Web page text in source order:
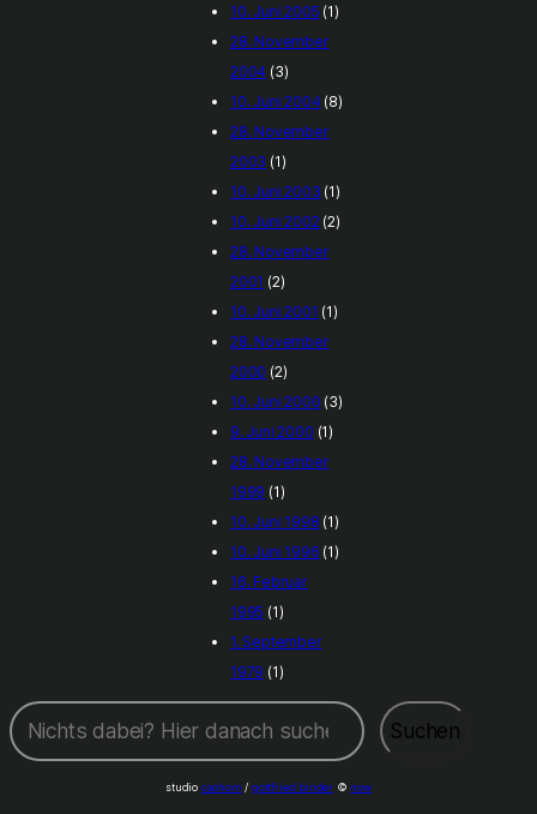
10. Juni 2005 (1)
28. November
2004 (3)
10. Juni 2004(8)
28. November
2003 (1)
10. Juni 2003 (1)
10. Juni 2002 (2)
28. November
2001 (2)
10. Juni 2001 (1)
28. November
2000 (2)
10. Juni 2000 (3)
9. Juni 2000 (1)
28. November
1999 (1)
10. Juni 1998 (1)
10. Juni 1996 (1)
16. Februar
1995 (1)
1. September
1979 (1)
Suchen
Suchen
studio caohom /gottfried binder © now